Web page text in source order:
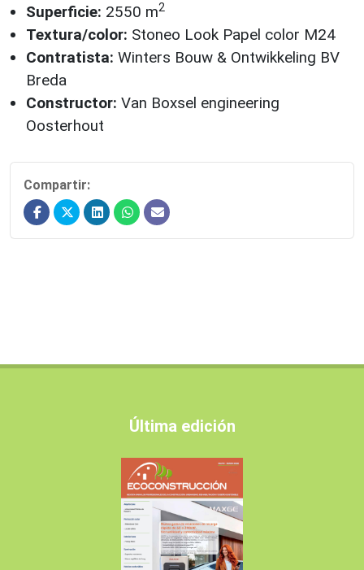
Superficie: 2550 m2
Textura/color: Stoneo Look Papel color M24
Contratista: Winters Bouw & Ontwikkeling BV
Breda
Constructor: Van Boxsel engineering
Oosterhout
Compartir:
Última edición